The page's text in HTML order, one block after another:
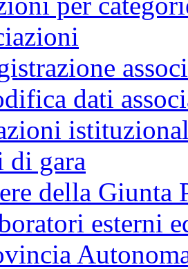
dati
di gara
della Giunta
esterni